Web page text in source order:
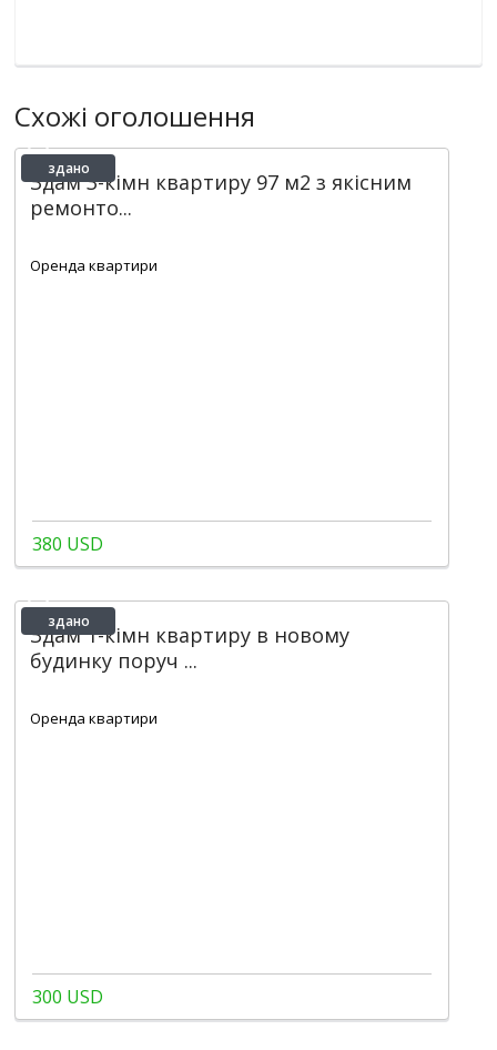
Схожі оголошення
здано
Здам 3-кімн квартиру 97 м2 з якісним
ремонто...
Оренда квартири
380 USD
здано
Здам 1-кімн квартиру в новому
будинку поруч ...
Оренда квартири
300 USD